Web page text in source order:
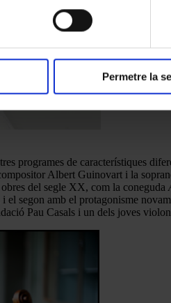
Permetre la
programes de característiques
Albert Guinovart i la
del segle XX, com la coneguda
segon amb el protagonisme
Pau Casals i un dels joves